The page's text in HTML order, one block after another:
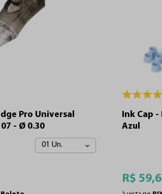
Pro Universal
- Ø 0.30
01 Un.
Ink Cap
Azul
R$ 59,